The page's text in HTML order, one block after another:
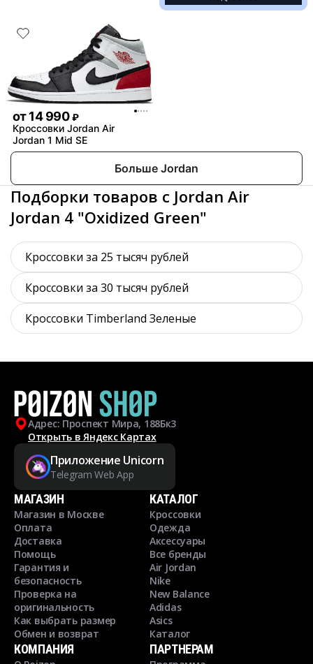
от14 990 ₽
Кроссовки Jordan Air
Jordan 1 Mid SE
Больше Jordan
Подборки товаров с Jordan Air
Jordan 4 "Oxidized Green"
Кроссовки за 25 тысяч рублей
Кроссовки за 30 тысяч рублей
Кроссовки Timberland Зеленые
Адрес: Проспект Мира, 188Бк3
Открыть в Яндекс Картах
Приложение Unicorn
Telegram Web App
МАГАЗИН
Магазин в Москве
Оплата
Доставка
Помощь
Гарантия и
безопасность
Проверка на
оригинальность
Как выбрать размер
Обмен и возврат
КАТАЛОГ
Кроссовки
Одежда
Аксессуары
Все бренды
Air Jordan
Nike
New Balance
Adidas
Asics
Каталог
КОМПАНИЯ ПАРТНЕРАМ